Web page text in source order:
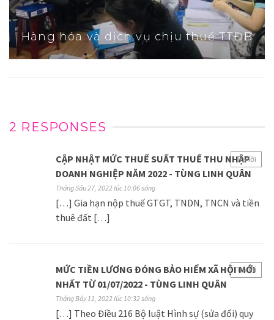
Hàng hóa và dịch vụ chịu thuế TTĐB
2 RESPONSES
CẬP NHẬT MỨC THUẾ SUẤT THUẾ THU NHẬP
DOANH NGHIỆP NĂM 2022 - TÙNG LINH QUÂN
Tháng Sáu 27, 2022 lúc 10:06 sáng
[…] Gia hạn nộp thuế GTGT, TNDN, TNCN và tiền
thuê đất […]
Trả lời
MỨC TIỀN LƯƠNG ĐÓNG BẢO HIỂM XÃ HỘI MỚI
NHẤT TỪ 01/07/2022 - TÙNG LINH QUÂN
Tháng Bảy 11, 2022 lúc 10:32 sáng
[…] Theo Điều 216 Bộ luật Hình sự (sửa đổi) quy
Trả lời